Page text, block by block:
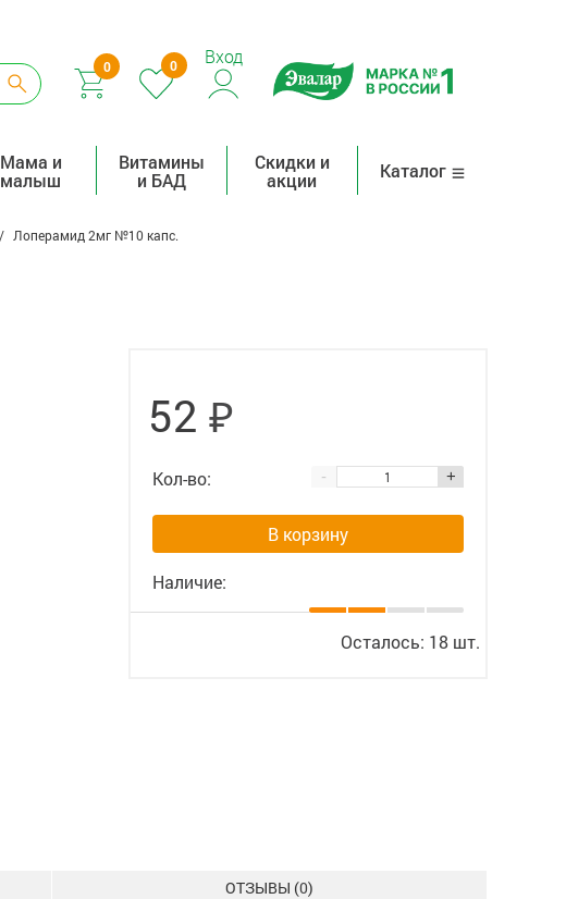
0 0 Вход
Мама и
малыш
Витамины
и БАД
Скидки и
акции
Каталог
Лоперамид 2мг №10 капс.
52 ₽
Кол-во: - +
В корзину
Наличие:
Осталось: 18 шт.
ОТЗЫВЫ (0)